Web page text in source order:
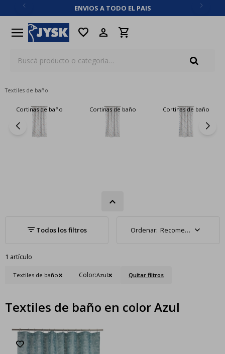
ENVIOS A TODO EL PAIS
menu favorite
Textiles de baño
Cortinas de baño Cortinas de baño Cortinas de baño
Recomendados
1 artículo
Textiles de baño Color:Azul Quitar filtros
Textiles de baño en color Azul
close